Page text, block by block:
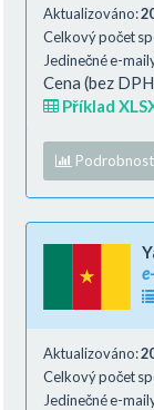
Aktualizováno:
Celkový počet
Jedinečné e-
Cena (bez
Příklad
Aktualizováno:
Celkový počet
Jedinečné e-